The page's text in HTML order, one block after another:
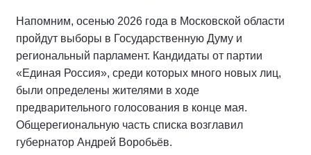
Напомним, осенью 2026 года в Московской области
пройдут выборы в Государственную Думу и
региональный парламент. Кандидаты от партии
«Единая Россия», среди которых много новых лиц,
были определены жителями в ходе
предварительного голосования в конце мая.
Общерегиональную часть списка возглавил
губернатор Андрей Воробьёв.